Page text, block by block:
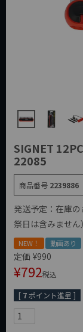
SIGNET
22085
商品番号 2239886
発送予定：在庫
祭日は含みません）
NEW！ 動画あり
定価 ¥990
¥792税込
[ 7ポイント進呈 ]